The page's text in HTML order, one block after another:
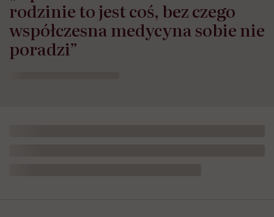
rodzinie to jest coś, bez czego
współczesna medycyna sobie nie
poradzi”